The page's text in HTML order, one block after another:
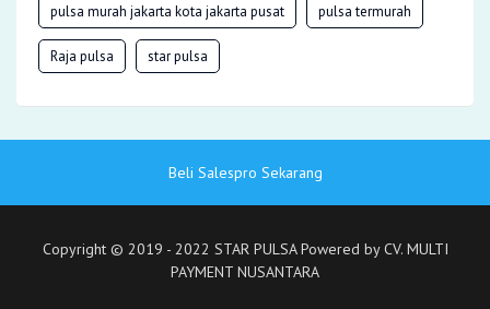
pulsa murah jakarta kota jakarta pusat pulsa termurah
Raja pulsa star pulsa
Beli Salespro Sekarang
Copyright © 2019 - 2022 STAR PULSA Powered by CV. MULTI
PAYMENT NUSANTARA